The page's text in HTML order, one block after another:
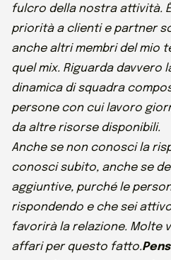
fulcro della nostra attività.
priorità a clienti e partner
anche altri membri del mio
quel mix. Riguarda davvero
dinamica di squadra
persone con cui lavoro
da altre risorse disponibili.
Anche se non conosci la
conosci subito, anche se
aggiuntive, purché le
rispondendo e che sei
favorirà la relazione. Molte
affari per questo fatto.